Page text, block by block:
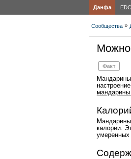
Данфа EDC
Сообщества »
Можно
Факт
мандарины
калории.
умеренных